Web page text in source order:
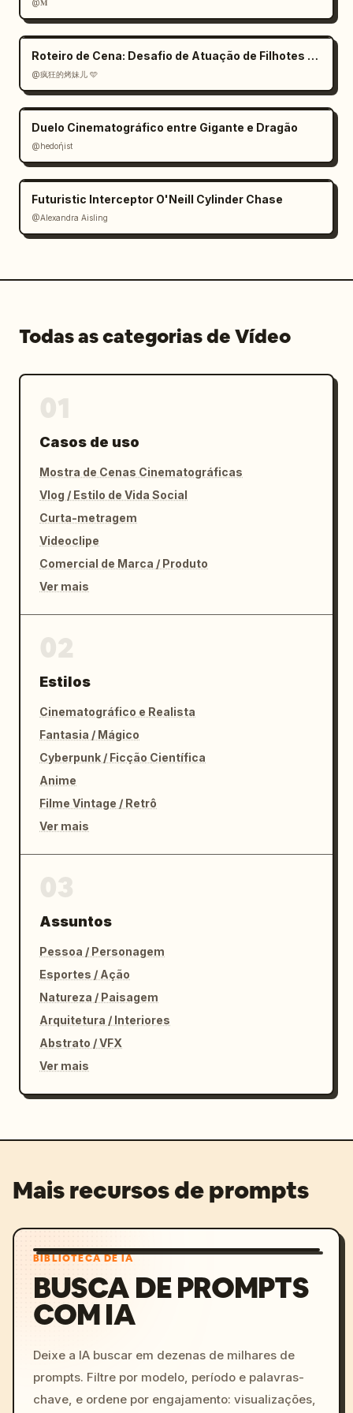
mostrando a totalidade do festival de verão
japonês cheio de calor.
## Estilo Visual
* Qualidade de documentário da Netflix
* Atmosfera autêntica de festival de verão
* Edição dinâmica
* Representação rica de vapor e fumaça
* Representação de multidão de alta densidade
pessoas, vivas das crianças, pregões da
barraca, som de fritura na chapa
interna, expressões sem vida, edição em ritmo
anime, expressão estilo desenho animado,
cenários superproduzidos, restaurantes de
luxo, iluminação inorgânica, barracas vazias
@𝐌
Roteiro de Cena: Desafio de Atuação de Filhotes com IA
@疯狂的烤妹儿 🩵
Duelo Cinematográfico entre Gigante e Dragão
@hedoήist
Futuristic Interceptor O'Neill Cylinder Chase
@Alexandra Aisling
Todas as categorias de Vídeo
Casos de uso
Mostra de Cenas Cinematográficas
Vlog / Estilo de Vida Social
Curta-metragem
Videoclipe
Comercial de Marca / Produto
Ver mais
Estilos
Cinematográfico e Realista
Fantasia / Mágico
Cyberpunk / Ficção Científica
Anime
Filme Vintage / Retrô
Ver mais
Assuntos
Pessoa / Personagem
Esportes / Ação
Natureza / Paisagem
Arquitetura / Interiores
Abstrato / VFX
Ver mais
Mais recursos de prompts
BIBLIOTECA DE IA
BUSCA DE PROMPTS
COM IA
Deixe a IA buscar em dezenas de milhares de
prompts. Filtre por modelo, período e palavras-
chave, e ordene por engajamento: visualizações,